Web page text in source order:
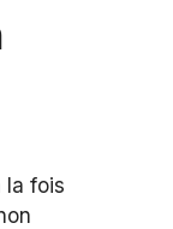
la fois